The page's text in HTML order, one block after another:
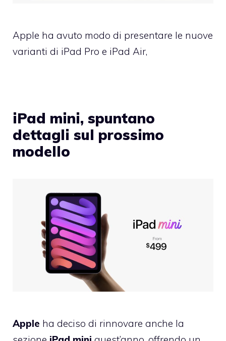
Apple ha avuto modo di presentare le nuove
varianti di iPad Pro e iPad Air,
iPad mini, spuntano
dettagli sul prossimo
modello
Apple ha deciso di rinnovare anche la